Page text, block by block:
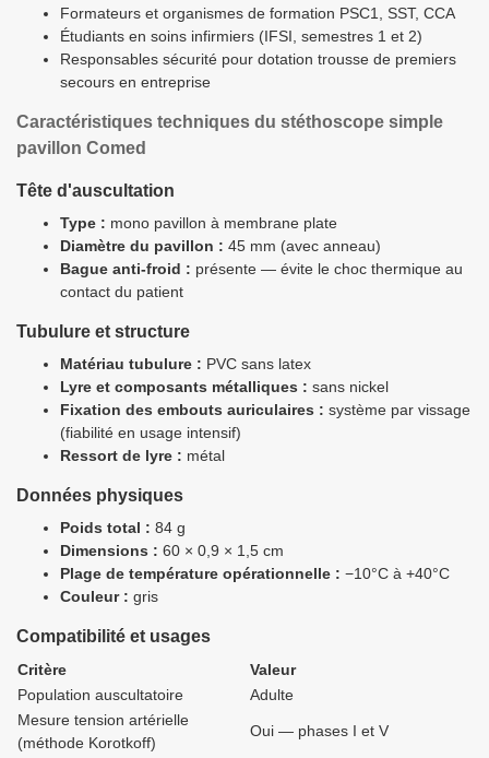
Formateurs et organismes de formation PSC1, SST, CCA
Étudiants en soins infirmiers (IFSI, semestres 1 et 2)
Responsables sécurité pour dotation trousse de premiers
secours en entreprise
Caractéristiques techniques du stéthoscope simple
pavillon Comed
Tête d'auscultation
Type : mono pavillon à membrane plate
Diamètre du pavillon : 45 mm (avec anneau)
Bague anti-froid : présente — évite le choc thermique au
contact du patient
Tubulure et structure
Matériau tubulure : PVC sans latex
Lyre et composants métalliques : sans nickel
Fixation des embouts auriculaires : système par vissage
(fiabilité en usage intensif)
Ressort de lyre : métal
Données physiques
Poids total : 84 g
Dimensions : 60 × 0,9 × 1,5 cm
Plage de température opérationnelle : −10°C à +40°C
Couleur : gris
Compatibilité et usages
Critère
Valeur
Population auscultatoire
Adulte
Mesure tension artérielle
(méthode Korotkoff)
Oui — phases I et V